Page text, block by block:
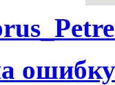
ошибку